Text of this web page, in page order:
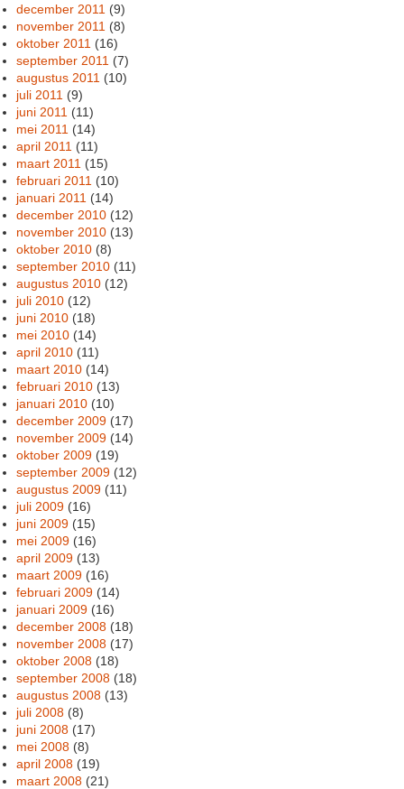
december 2011 (9)
november 2011 (8)
oktober 2011 (16)
september 2011 (7)
augustus 2011 (10)
juli 2011 (9)
juni 2011 (11)
mei 2011 (14)
april 2011 (11)
maart 2011 (15)
februari 2011 (10)
januari 2011 (14)
december 2010 (12)
november 2010 (13)
oktober 2010 (8)
september 2010 (11)
augustus 2010 (12)
juli 2010 (12)
juni 2010 (18)
mei 2010 (14)
april 2010 (11)
maart 2010 (14)
februari 2010 (13)
januari 2010 (10)
december 2009 (17)
november 2009 (14)
oktober 2009 (19)
september 2009 (12)
augustus 2009 (11)
juli 2009 (16)
juni 2009 (15)
mei 2009 (16)
april 2009 (13)
maart 2009 (16)
februari 2009 (14)
januari 2009 (16)
december 2008 (18)
november 2008 (17)
oktober 2008 (18)
september 2008 (18)
augustus 2008 (13)
juli 2008 (8)
juni 2008 (17)
mei 2008 (8)
april 2008 (19)
maart 2008 (21)